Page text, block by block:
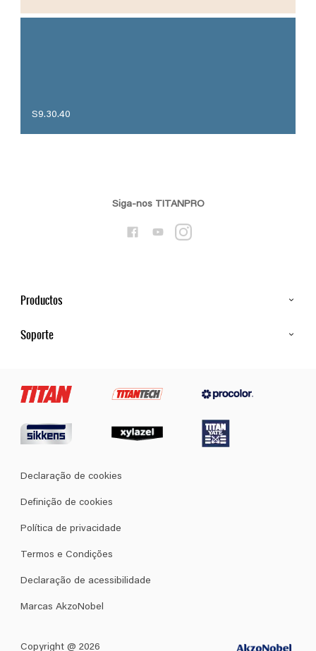
S9.30.40
Siga-nos TITANPRO
Productos
Soporte
Termos e Condições Gerais de Venda
Declaração de cookies
Definição de cookies
Política de privacidade
Termos e Condições
Declaração de acessibilidade
Marcas AkzoNobel
Copyright @ 2026